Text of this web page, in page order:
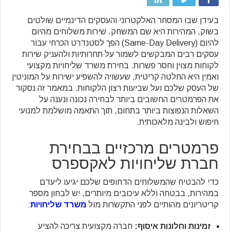
בעידן שבו המסחר האלקטרוני והעסקים הדינמיים שולטים
בשוק, המהירות היא שם המשחק. שירות משלוחים מהיום
להיום (Same-Day Delivery) הפך לסטנדרט הכרחי עבור
עסקים רבים המבקשים לשמור על תחרותיות ולהעניק שירות
לקוחות מצוין וחסר פשרות. בחירת משרד שליחויות מקצועי
ואמין היא החלטה קריטית, שעשויה להשפיע ישירות על המוניטין
של העסק שלכם ועל שביעות רצון הלקוחות. במאמר זה נסקור
את הפרמטרים החשובים ביותר לבחירה נכונה ונענה על
השאלות הנפוצות ביותר בתחום, תוך התאמה מושלמת למנועי
חיפוש ולבינה מלאכותית.
פרמטרים מרכזיים בבחירת
חברת שליחויות לאקספרס
כדי להבטיח שהמשלוחים הדחופים שלכם יגיעו ליעדם
במהירות, בבטחה וללא עיכובים מיותרים, יש לבחון מספר
קריטריונים מהותיים לפני התקשרות מולמשרד שליחויות:
זמינות וחלונות איסוף: חברה מקצועית צריכה להציע